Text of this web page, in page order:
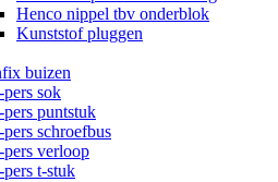
Henco nippel tbv onderblok
Kunststof pluggen
buizen
sok
puntstuk
schroefbus
verloop
t-stuk